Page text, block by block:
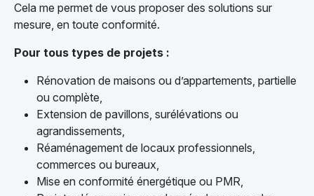
Cela me permet de vous proposer des solutions sur
mesure, en toute conformité.
Pour tous types de projets :
Rénovation de maisons ou d’appartements, partielle
ou complète,
Extension de pavillons, surélévations ou
agrandissements,
Réaménagement de locaux professionnels,
commerces ou bureaux,
Mise en conformité énergétique ou PMR,